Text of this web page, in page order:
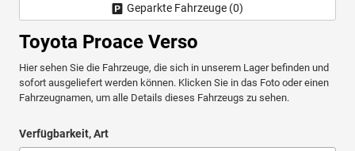
Toyota Proace Verso
Hier sehen Sie die Fahrzeuge, die sich in unserem Lager befinden und
sofort ausgeliefert werden können. Klicken Sie in das Foto oder einen
Fahrzeugnamen, um alle Details dieses Fahrzeugs zu sehen.
Verfügbarkeit, Art
Geparkte Fahrzeuge (0)